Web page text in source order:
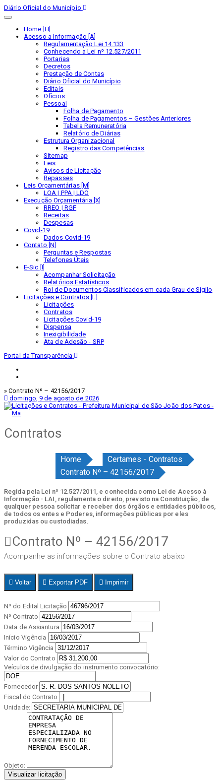
Diário Oficial do Município
Home [H]
Acesso a Informação [A]
Regulamentação Lei 14.133
Conhecendo a Lei nº 12.527/2011
Portarias
Decretos
Prestação de Contas
Diário Oficial do Município
Editais
Ofícios
Pessoal
Folha de Pagamento
Folha de Pagamentos – Gestões Anteriores
Tabela Remuneratória
Relatório de Diárias
Estrutura Organizacional
Registro das Competências
Sitemap
Leis
Avisos de Licitação
Repasses
Leis Orçamentárias [M]
LOA | PPA | LDO
Execução Orçamentária [X]
RREO | RGF
Receitas
Despesas
Covid-19
Dados Covid-19
Contato [N]
Perguntas e Respostas
Telefones Úteis
E-Sic [I]
Acompanhar Solicitação
Relatórios Estatísticos
Rol de Documentos Classificados em cada Grau de Sigilo
Licitações e Contratos [L]
Licitações
Contratos
Licitações Covid-19
Dispensa
Inexigibilidade
Ata de Adesão - SRP
Portal da Transparência
» Contrato Nº – 42156/2017
domingo, 9 de agosto de 2026
Contratos
Home
Certames - Contratos
Contrato Nº – 42156/2017
Regida pela Lei nº 12.527/2011, e conhecida como Lei de Acesso à
Informação - LAI, regulamenta o direito, previsto na Constituição, de
qualquer pessoa solicitar e receber dos órgãos e entidades públicos,
de todos os entes e Poderes, informações públicas por eles
produzidas ou custodiadas.
Contrato Nº – 42156/2017
Acompanhe as informações sobre o Contrato abaixo
Voltar Exportar PDF Imprimir
Nº do Edital Licitação
Nº Contrato
Data de Assiantura
Início Vigência
Término Vigência
Valor do Contrato
Veículos de divulgação do instrumento convocatório:
Fornecedor
Fiscal do Contrato
Unidade:
Objeto:
Visualizar licitação